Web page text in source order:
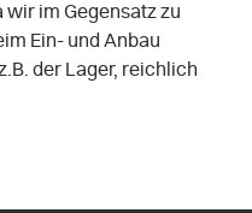
wir im Gegensatz zu
Ein- und Anbau
der Lager, reichlich